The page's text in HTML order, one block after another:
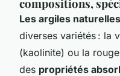
compositions,
Les argiles naturelles
diverses variétés : la
(kaolinite) ou la
des propriétés